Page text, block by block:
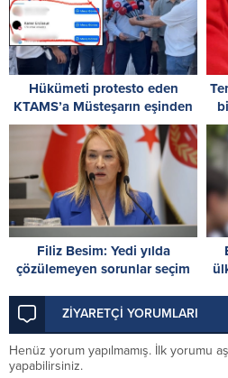
Hükümeti protesto eden
KTAMS’a Müsteşarın eşinden
destek: Kalpli emoji dikkat
çekti
Filiz Besim: Yedi yılda
çözülemeyen sorunlar seçim
çözülemez
ZİYARETÇİ YORUMLARI
Henüz yorum yapılmamış. İlk yorumu
yapabilirsiniz.